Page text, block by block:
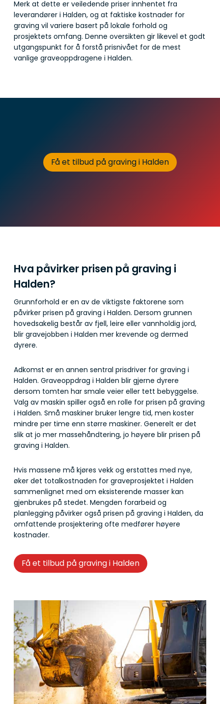
Merk at dette er veiledende priser innhentet fra
leverandører i Halden, og at faktiske kostnader for
graving vil variere basert på lokale forhold og
prosjektets omfang. Denne oversikten gir likevel et godt
utgangspunkt for å forstå prisnivået for de mest
vanlige graveoppdragene i Halden.
Få et tilbud på graving i Halden
Hva påvirker prisen på graving i
Halden?
Grunnforhold er en av de viktigste faktorene som
påvirker prisen på graving i Halden. Dersom grunnen
hovedsakelig består av fjell, leire eller vannholdig jord,
blir gravejobben i Halden mer krevende og dermed
dyrere.
Adkomst er en annen sentral prisdriver for graving i
Halden. Graveoppdrag i Halden blir gjerne dyrere
dersom tomten har smale veier eller tett bebyggelse.
Valg av maskin spiller også en rolle for prisen på graving
i Halden. Små maskiner bruker lengre tid, men koster
mindre per time enn større maskiner. Generelt er det
slik at jo mer massehåndtering, jo høyere blir prisen på
graving i Halden.
Hvis massene må kjøres vekk og erstattes med nye,
øker det totalkostnaden for graveprosjektet i Halden
sammenlignet med om eksisterende masser kan
gjenbrukes på stedet. Mengden forarbeid og
planlegging påvirker også prisen på graving i Halden, da
omfattende prosjektering ofte medfører høyere
kostnader.
Få et tilbud på graving i Halden